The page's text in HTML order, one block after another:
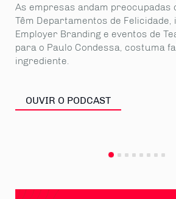
As empresas andam preocupadas
Têm Departamentos de Felicidade,
Employer Branding e eventos de
para o Paulo Condessa, costuma
ingrediente.
OUVIR O PODCAST